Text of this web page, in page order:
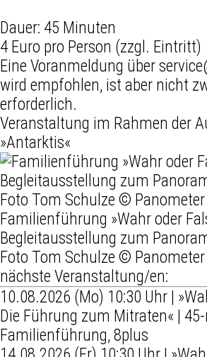
Dauer: 45 Minuten
4 Euro pro Person (zzgl. Eintritt)
Eine Voranmeldung über
wird empfohlen, ist aber nicht
erforderlich.
Veranstaltung im Rahmen der
»Antarktis«
Familienführung »Wahr oder
Begleitausstellung zum
Foto Tom Schulze © Panometer
nächste Veranstaltung/en:
10.08.2026 (Mo) 10:30 Uhr |
Die Führung zum Mitraten« |
Familienführung, 8plus